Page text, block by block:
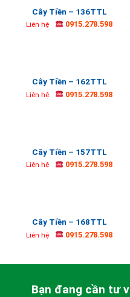
Cây Tiền – 136TTL
Liên hệ 0915.278.598
Cây Tiền – 162TTL
Liên hệ 0915.278.598
Cây Tiền – 157TTL
Liên hệ 0915.278.598
Cây Tiền – 168TTL
Liên hệ 0915.278.598
Bạn đang cần tư